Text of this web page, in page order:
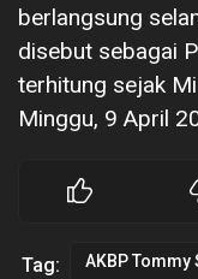
berlangsung
disebut sebagai
terhitung sejak
Minggu, 9 April
Tag: